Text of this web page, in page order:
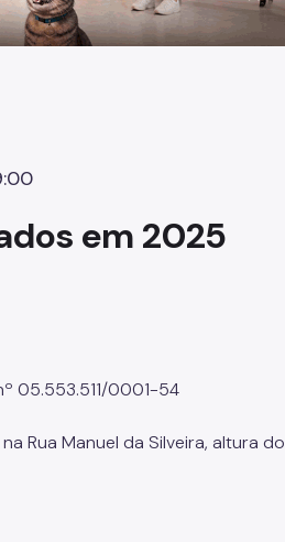
em 2025
05.553.511/0001-54
Rua Manuel da Silveira, altura